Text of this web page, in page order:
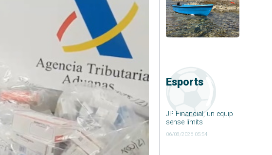
Esports
JP Financial, un equip
sense límits
06/08/2026 05:54